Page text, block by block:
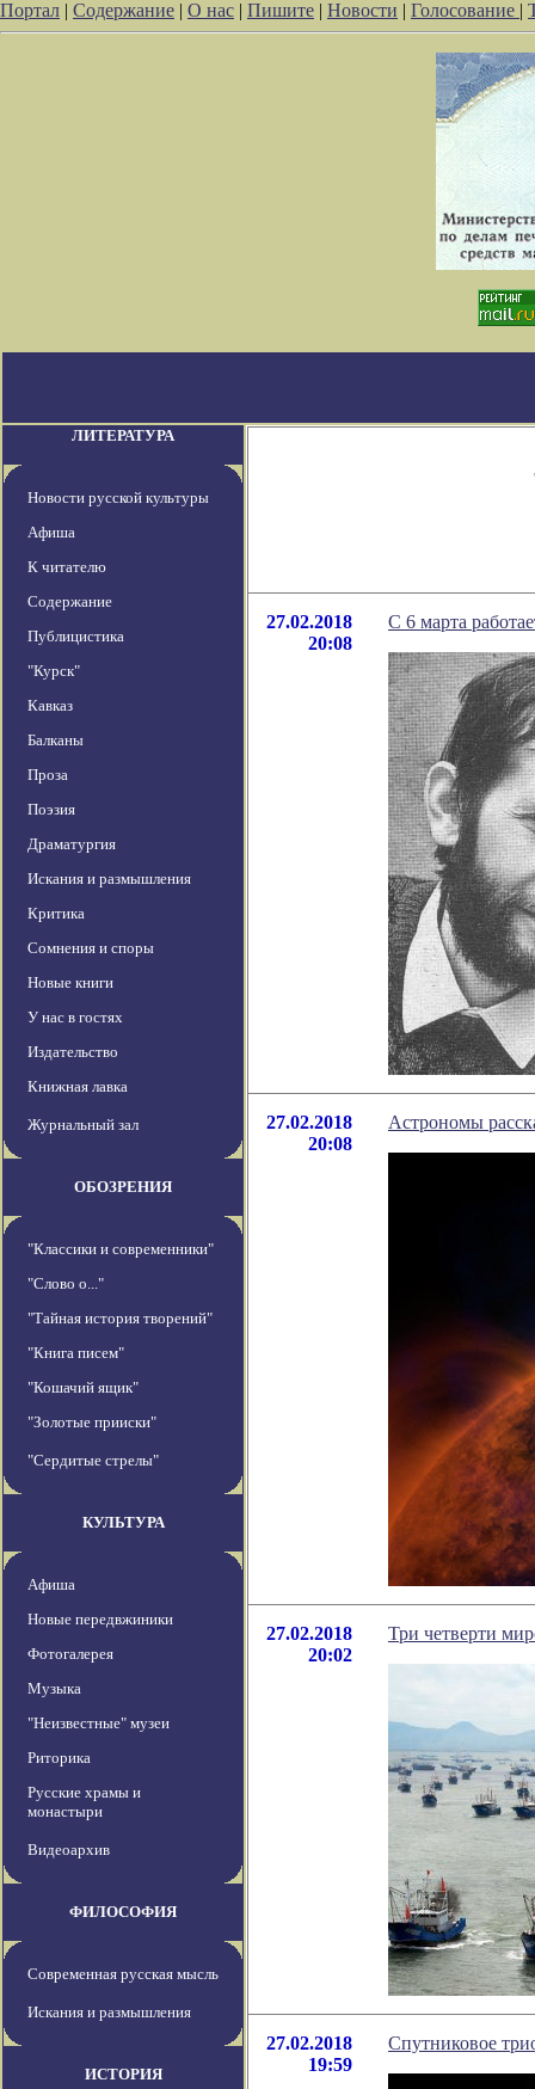
Портал | Содержание | О нас | Пишите | Новости | Голосование |
ЛИТЕРАТУРА
Новости русской культуры
Афиша
К читателю
Содержание
Публицистика
"Курск"
Кавказ
Балканы
Проза
Поэзия
Драматургия
Искания и размышления
Критика
Сомнения и споры
Новые книги
У нас в гостях
Издательство
Книжная лавка
Журнальный зал
ОБОЗРЕНИЯ
"Классики и современники"
"Слово о..."
"Тайная история творений"
"Книга писем"
"Кошачий ящик"
"Золотые прииски"
"Сердитые стрелы"
КУЛЬТУРА
Афиша
Новые передвжиники
Фотогалерея
Музыка
"Неизвестные" музеи
Риторика
Русские храмы и
монастыри
Видеоархив
ФИЛОСОФИЯ
Современная русская мысль
Искания и размышления
ИСТОРИЯ
27.02.2018
20:08
С 6 марта
27.02.2018
20:08
Астрономы
27.02.2018
20:02
Три четверти
27.02.2018
19:59
Спутниковое